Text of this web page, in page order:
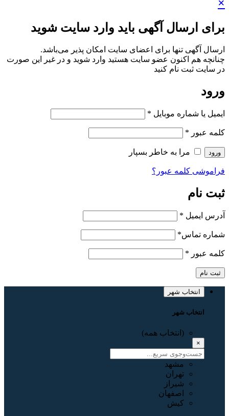
×
برای ارسال آگهی باید وارد سایت شوید
ارسال آگهی تنها برای اعضای سایت امکان پذیر می‌باشد.
چنانچه هم‌ اکنون عضو سایت هستید وارد شوید و در غیر این صورت
در سایت ثبت نام کنید
ورود
ایمیل یا شماره موبایل *
کلمه عبور *
ورود مرا به خاطر بسپار
فراموشی کلمه عبور؟
ثبت نام
آدرس ایمیل *
شماره تماس*
کلمه عبور *
ثبت نام
انتخاب شهر
انتخاب شهر
(انتخاب همه)
×
مشهد
تهران
شیراز
اصفهان
کیش